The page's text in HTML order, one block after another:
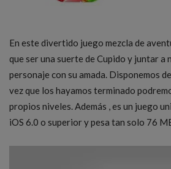
En este divertido juego mezcla de
que ser una suerte de Cupido y juntar a
personaje con su amada. Disponemos
vez que los hayamos terminado
propios niveles. Además , es un juego
iOS 6.0 o superior y pesa tan solo 76